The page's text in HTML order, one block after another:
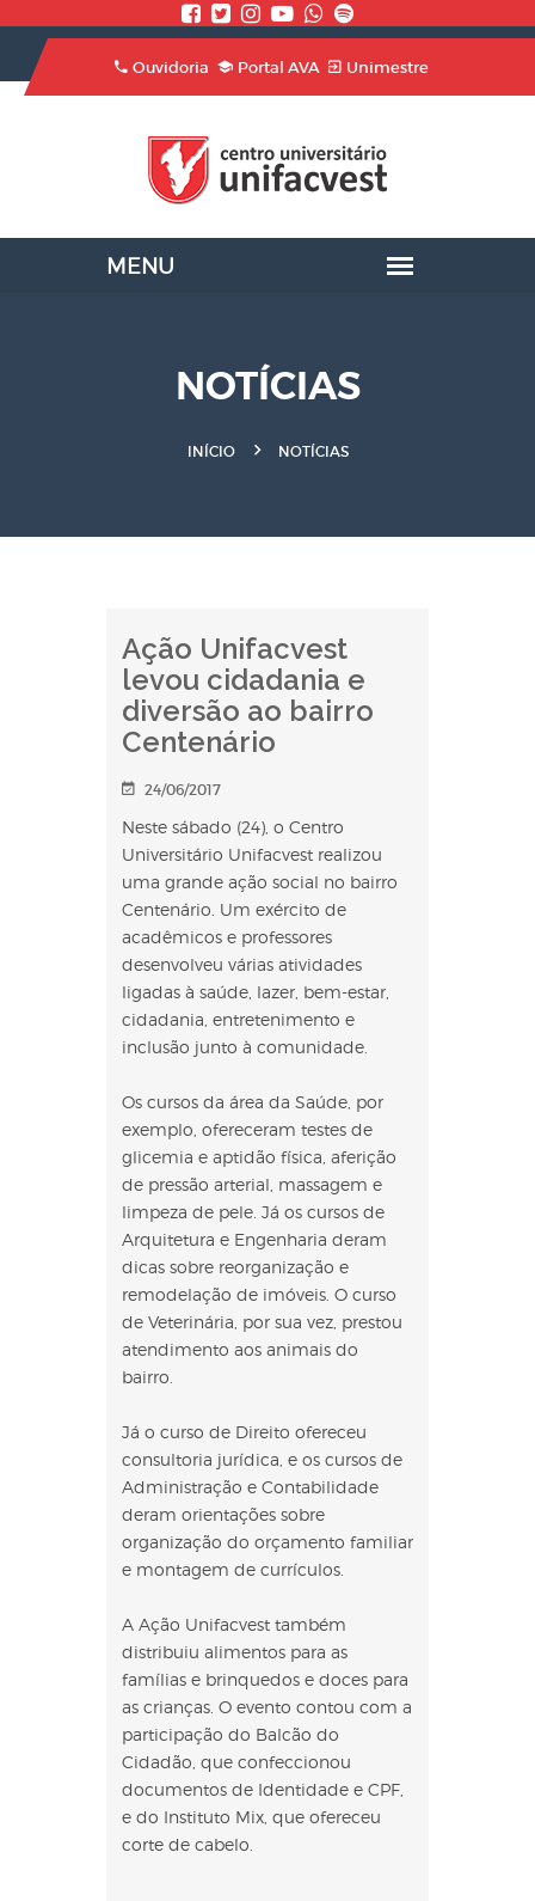
Ouvidoria Portal AVA Unimestre
NOTÍCIAS
INÍCIO NOTÍCIAS
Ação Unifacvest
levou cidadania e
diversão ao bairro
Centenário
24/06/2017
Neste sábado (24), o Centro
Universitário Unifacvest realizou
uma grande ação social no bairro
Centenário. Um exército de
acadêmicos e professores
desenvolveu várias atividades
ligadas à saúde, lazer, bem-estar,
cidadania, entretenimento e
inclusão junto à comunidade.
Os cursos da área da Saúde, por
exemplo, ofereceram testes de
glicemia e aptidão física, aferição
de pressão arterial, massagem e
limpeza de pele. Já os cursos de
Arquitetura e Engenharia deram
dicas sobre reorganização e
remodelação de imóveis. O curso
de Veterinária, por sua vez, prestou
atendimento aos animais do
bairro.
Já o curso de Direito ofereceu
consultoria jurídica, e os cursos de
Administração e Contabilidade
deram orientações sobre
organização do orçamento familiar
e montagem de currículos.
A Ação Unifacvest também
distribuiu alimentos para as
famílias e brinquedos e doces para
as crianças. O evento contou com a
participação do Balcão do
Cidadão, que confeccionou
documentos de Identidade e CPF,
e do Instituto Mix, que ofereceu
corte de cabelo.